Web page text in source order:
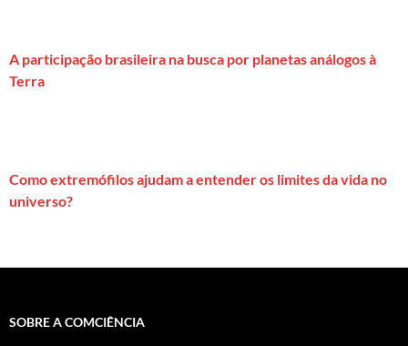
A participação brasileira na busca por planetas análogos à
Terra
Como extremófilos ajudam a entender os limites da vida no
universo?
SOBRE A COMCIÊNCIA